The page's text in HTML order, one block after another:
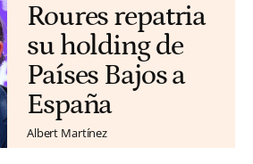
Roures repatria
su holding de
Países Bajos a
España
Albert Martínez